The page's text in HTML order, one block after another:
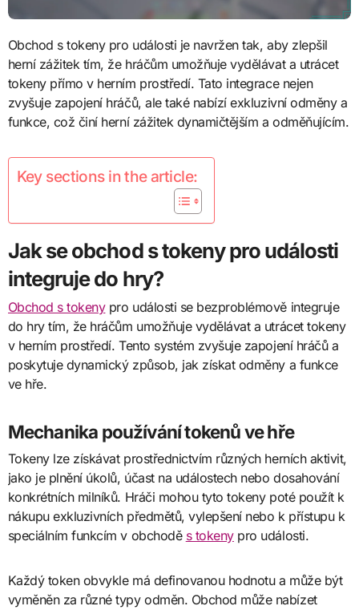
Obchod s tokeny pro události je navržen tak, aby zlepšil
herní zážitek tím, že hráčům umožňuje vydělávat a utrácet
tokeny přímo v herním prostředí. Tato integrace nejen
zvyšuje zapojení hráčů, ale také nabízí exkluzivní odměny a
funkce, což činí herní zážitek dynamičtějším a odměňujícím.
Key sections in the article:
Jak se obchod s tokeny pro události
integruje do hry?
Obchod s tokenypro události se bezproblémově integruje
do hry tím, že hráčům umožňuje vydělávat a utrácet tokeny
v herním prostředí. Tento systém zvyšuje zapojení hráčů a
poskytuje dynamický způsob, jak získat odměny a funkce
ve hře.
Mechanika používání tokenů ve hře
Tokeny lze získávat prostřednictvím různých herních aktivit,
jako je plnění úkolů, účast na událostech nebo dosahování
konkrétních milníků. Hráči mohou tyto tokeny poté použít k
nákupu exkluzivních předmětů, vylepšení nebo k přístupu k
speciálním funkcím v obchodě s tokenypro události.
Každý token obvykle má definovanou hodnotu a může být
vyměněn za různé typy odměn. Obchod může nabízet